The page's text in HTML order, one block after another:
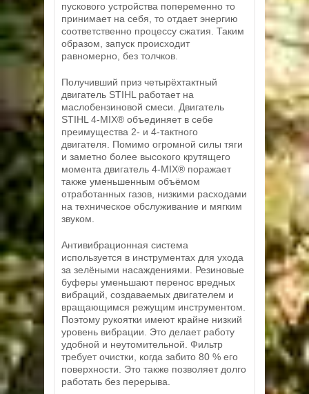
пускового устройства попеременно то
принимает на себя, то отдает энергию
соответственно процессу сжатия. Таким
образом, запуск происходит
равномерно, без толчков.
Получивший приз четырёхтактный
двигатель STIHL работает на
маслобензиновой смеси. Двигатель
STIHL 4-MIX® объединяет в себе
преимущества 2- и 4-тактного
двигателя. Помимо огромной силы тяги
и заметно более высокого крутящего
момента двигатель 4-MIX® поражает
также уменьшенным объёмом
отработанных газов, низкими расходами
на техническое обслуживание и мягким
звуком.
Антивибрационная система
используется в инструментах для ухода
за зелёными насаждениями. Резиновые
буферы уменьшают перенос вредных
вибраций, создаваемых двигателем и
вращающимся режущим инструментом.
Поэтому рукоятки имеют крайне низкий
уровень вибрации. Это делает работу
удобной и неутомительной. Фильтр
требует очистки, когда забито 80 % его
поверхности. Это также позволяет долго
работать без перерыва.